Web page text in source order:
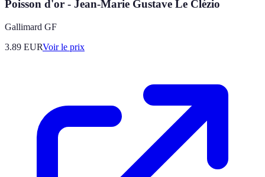
Poisson d'or - Jean-Marie Gustave Le Clézio
Gallimard GF
3.89 EURVoir le prix